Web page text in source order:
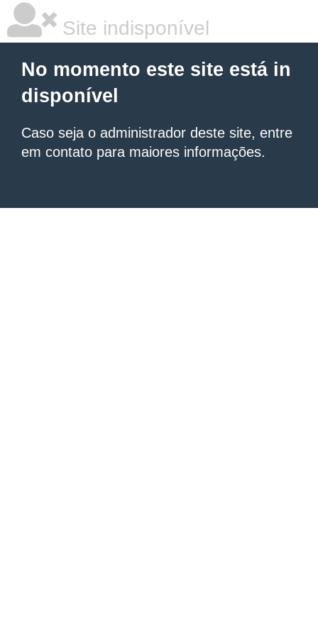
Site indisponível
No momento este site está in
disponível
Caso seja o administrador deste site, entre
em contato para maiores informações.